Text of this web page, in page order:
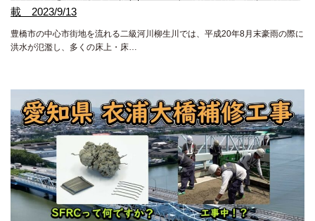
載 2023/9/13
豊橋市の中心市街地を流れる二級河川柳生川では、平成20年8月末豪雨の際に
洪水が氾濫し、多くの床上・床…